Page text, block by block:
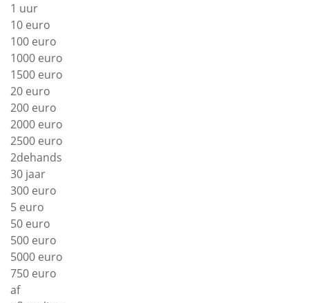
1 uur
10 euro
100 euro
1000 euro
1500 euro
20 euro
200 euro
2000 euro
2500 euro
2dehands
30 jaar
300 euro
5 euro
50 euro
500 euro
5000 euro
750 euro
af